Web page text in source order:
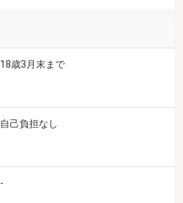
18歳3月末まで
自己負担なし
-